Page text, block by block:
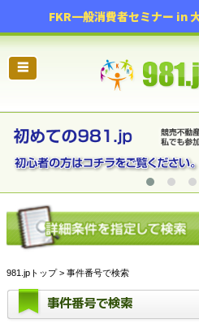
FKR一般消費者セミナー in
☰
981.jpトップ> 事件番号で検索
事件番号で検索